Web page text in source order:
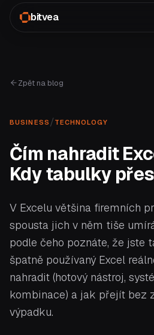
bitvea
Zpět na blog
BUSINESS / TECHNOLOGY
Čím nahradit
Kdy tabulky
V Excelu většina firemních
spousta jich v něm tiše
podle čeho poznáte, že jste
špatně používaný Excel
nahradit (hotový nástroj,
kombinace) a jak přejít bez
výpadku.